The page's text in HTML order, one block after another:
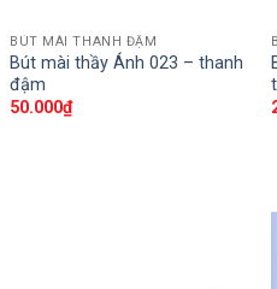
BÚT MÀI THANH ĐẬM
Bút mài thầy Ánh 023 – thanh
đậm
50.000₫